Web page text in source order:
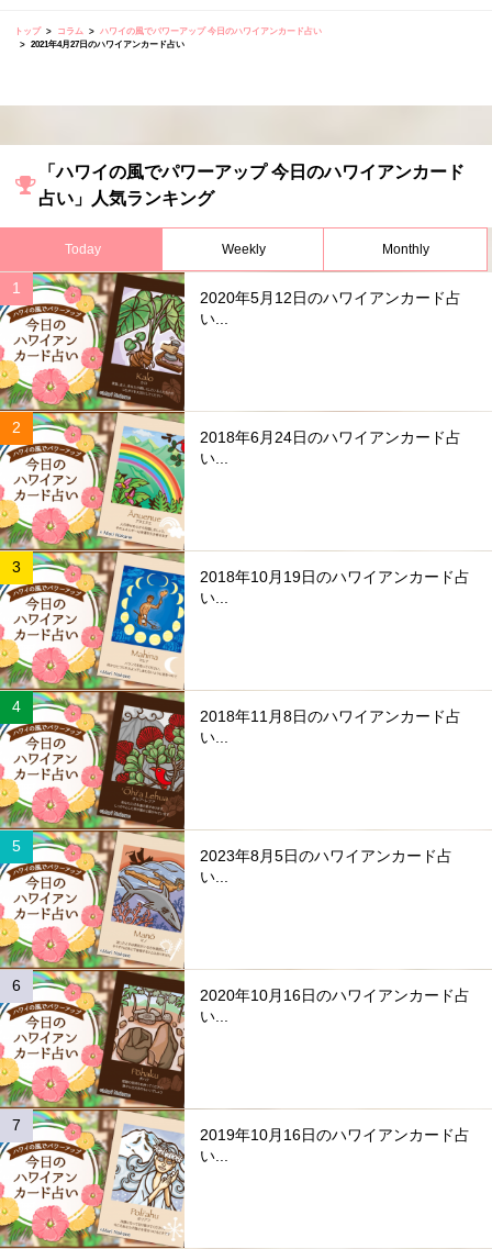
トップ コラム
ハワイの風でパワーアップ 今日のハワイアンカード占い
2021年4月27日のハワイアンカード占い
「ハワイの風でパワーアップ 今日のハワイアンカード
占い」人気ランキング
Today Weekly Monthly
2020年5月12日のハワイアンカード占
い...
2018年6月24日のハワイアンカード占
い...
2018年10月19日のハワイアンカード占
い...
2018年11月8日のハワイアンカード占
い...
2023年8月5日のハワイアンカード占
い...
2020年10月16日のハワイアンカード占
い...
2019年10月16日のハワイアンカード占
い...